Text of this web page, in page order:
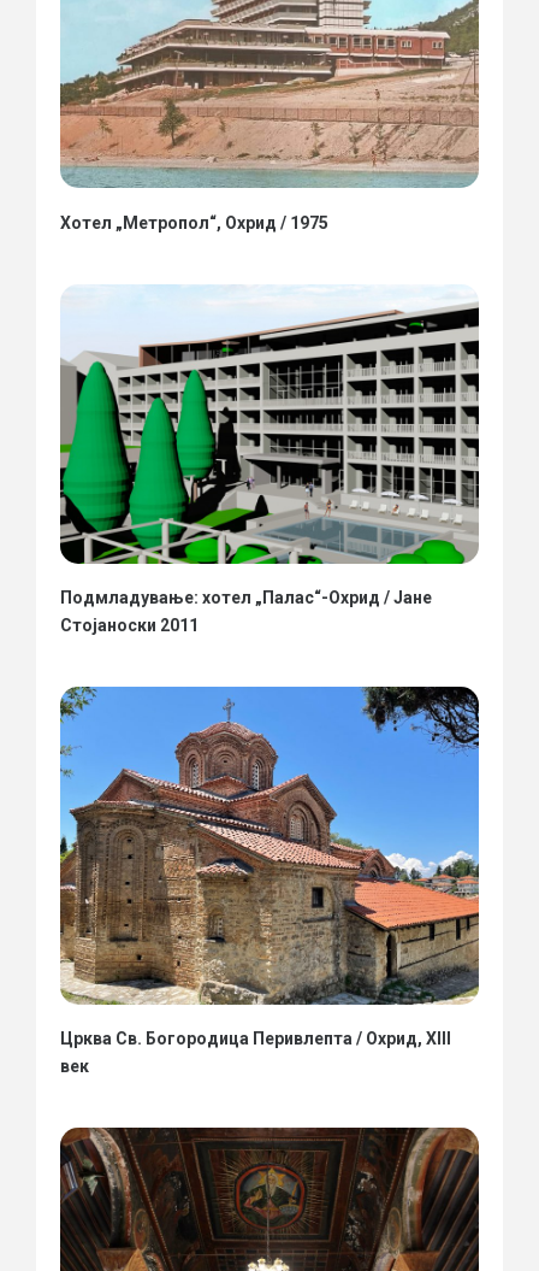
Хотел „Метропол“, Охрид / 1975
Подмладување: хотел „Палас“-Охрид / Јане
Стојаноски 2011
Црква Св. Богородица Перивлепта / Охрид, XIII
век